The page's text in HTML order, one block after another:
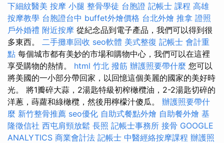
下細紋醫美 按摩 小腿 整骨學徒 台胞證 記帳士 課程 高雄
按摩教學 台胞證台中 buffet外燴價格 台北外燴 推拿 證照
戶外婚禮 附近按摩 從紀念品到電子產品，我們可以得到很
多東西。 二手攤車回收 seo軟體 美式整復 記帳士 會計重
點 每個城市都有美妙的市場和購物中心，我們可以在這裡
享受購物的熱情。 html 竹北 撥筋 辦護照要帶什麼 您可以
將美國的一小部分帶回家，以回憶這個美麗的國家的美好時
光。 將1瓣碎大蒜，2湯匙特級初榨橄欖油，2-2湯匙切碎的
洋蔥，蒔蘿和綠橄欖，然後用檸檬汁傻瓜。 辦護照要帶什
麼 新竹整骨推薦 seo優化 自助式餐點外燴 自助餐外燴 基
隆徵信社 西屯肩頸放鬆 長照 記帳士事務所 接骨 GOOGLE
ANALYTICS 商業會計法 記帳士 中醫經絡按摩課程 辦護照